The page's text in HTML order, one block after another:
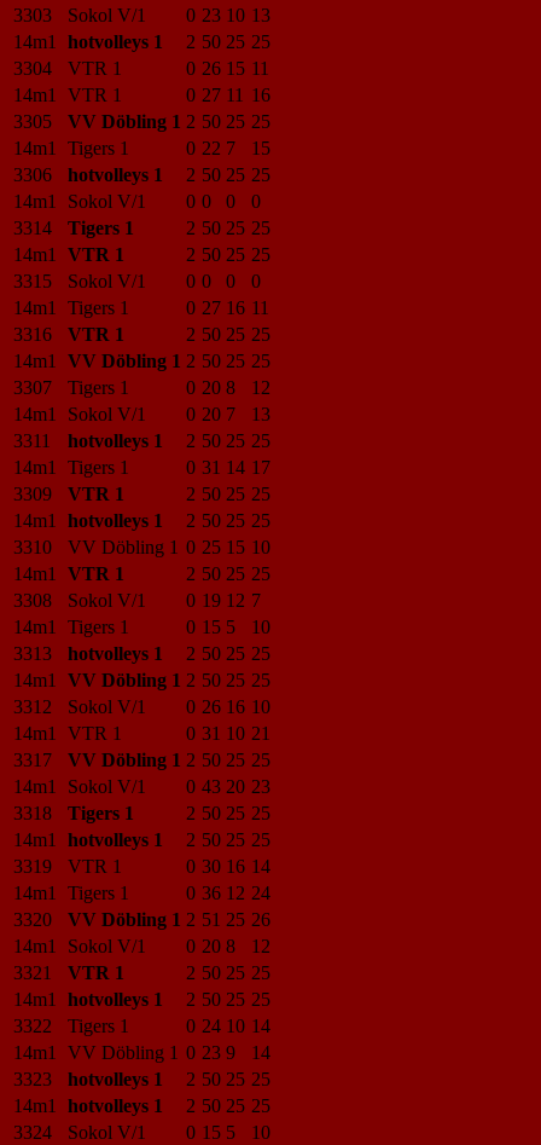
3303
Sokol V/1 0 23 10 13
14m1
hotvolleys 1 2 50 25 25
3304
VTR 1 0 26 15 11
14m1
VTR 1 0 27 11 16
3305
VV Döbling 1 2 50 25 25
14m1
Tigers 1 0 22 7
15
3306
hotvolleys 1 2 50 25 25
14m1
Sokol V/1 0 0 0
0
3314
Tigers 1 2 50 25 25
14m1
VTR 1 2 50 25 25
3315
Sokol V/1 0 0 0
0
14m1
Tigers 1 0 27 16 11
3316
VTR 1 2 50 25 25
14m1
VV Döbling 1 2 50 25 25
3307
Tigers 1 0 20 8
12
14m1
Sokol V/1 0 20 7
13
3311
hotvolleys 1 2 50 25 25
14m1
Tigers 1 0 31 14 17
3309
VTR 1 2 50 25 25
14m1
hotvolleys 1 2 50 25 25
3310
VV Döbling 1 0 25 15 10
14m1
VTR 1 2 50 25 25
3308
Sokol V/1 0 19 12 7
14m1
Tigers 1 0 15 5
10
3313
hotvolleys 1 2 50 25 25
14m1
VV Döbling 1 2 50 25 25
3312
Sokol V/1 0 26 16 10
14m1
VTR 1 0 31 10 21
3317
VV Döbling 1 2 50 25 25
14m1
Sokol V/1 0 43 20 23
3318
Tigers 1 2 50 25 25
14m1
hotvolleys 1 2 50 25 25
3319
VTR 1 0 30 16 14
14m1
Tigers 1 0 36 12 24
3320
VV Döbling 1 2 51 25 26
14m1
Sokol V/1 0 20 8
12
3321
VTR 1 2 50 25 25
14m1
hotvolleys 1 2 50 25 25
3322
Tigers 1 0 24 10 14
14m1
VV Döbling 1 0 23 9
14
3323
hotvolleys 1 2 50 25 25
14m1
hotvolleys 1 2 50 25 25
3324
Sokol V/1 0 15 5
10